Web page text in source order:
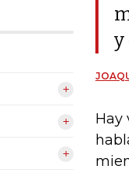
y
Hay